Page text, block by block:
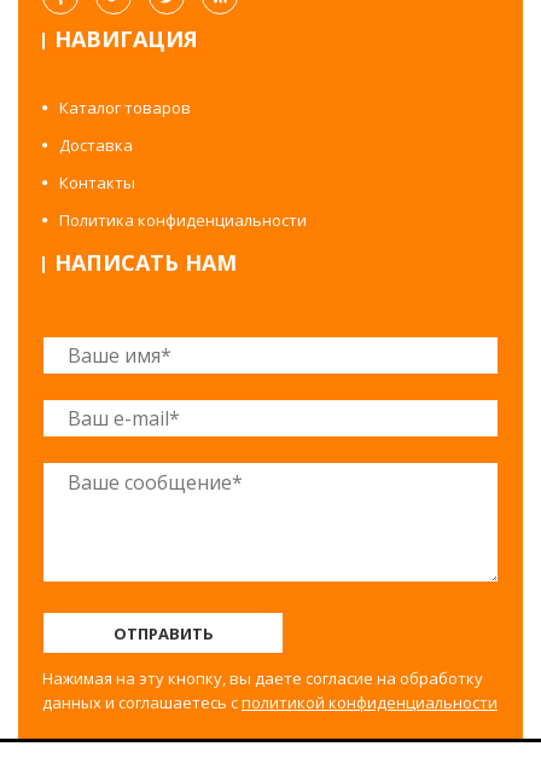
НАВИГАЦИЯ
Каталог товаров
Доставка
Контакты
Политика конфиденциальности
НАПИСАТЬ НАМ
ОТПРАВИТЬ
Нажимая на эту кнопку, вы даете согласие на обработку
данных и соглашаетесь сполитикой конфиденциальности